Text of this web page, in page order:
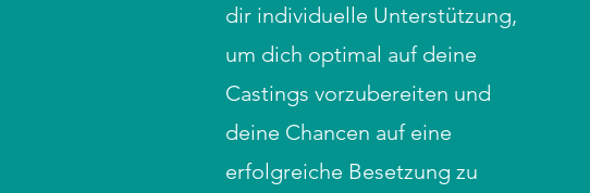
dir individuelle Unterstützung,
um dich optimal auf deine
Castings vorzubereiten und
deine Chancen auf eine
erfolgreiche Besetzung zu